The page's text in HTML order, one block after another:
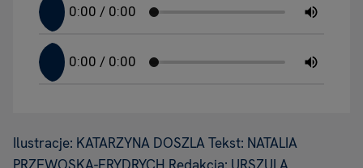
Ilustracje: KATARZYNA DOSZLA Tekst: NATALIA
PRZEWOSKA-FRYDRYCH Redakcja: URSZULA